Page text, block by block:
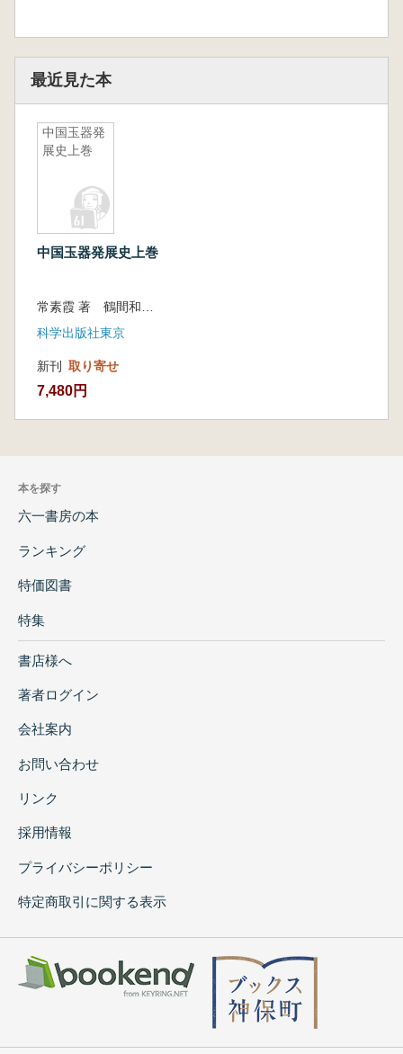
最近見た本
中国玉器発
展史上巻
中国玉器発展史上巻
科学出版社東京
新刊 取り寄せ
7,480円
本を探す
六一書房の本
ランキング
特価図書
特集
書店様へ
著者ログイン
会社案内
お問い合わせ
リンク
採用情報
プライバシーポリシー
特定商取引に関する表示